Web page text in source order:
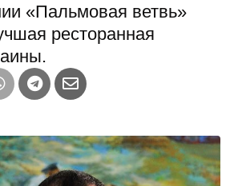
«Пальмовая ветвь»
ресторанная